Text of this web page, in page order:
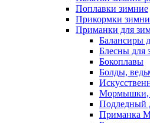
Поплавки зимние
Прикормки
Приманки для
Балансиры
Блесны для
Бокоплавы
Болды,
Мормышки,
Подледный
Приманка